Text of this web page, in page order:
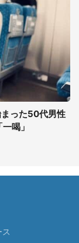
った50代男性
喝」